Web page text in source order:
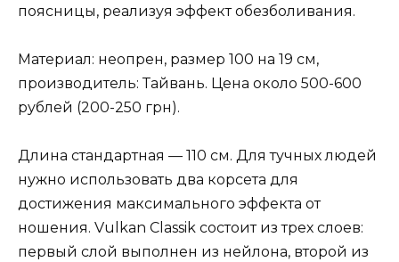
поясницы, реализуя эффект обезболивания.
Материал: неопрен, размер 100 на 19 см,
производитель: Тайвань. Цена около 500-600
рублей (200-250 грн).
Длина стандартная — 110 см. Для тучных людей
нужно использовать два корсета для
достижения максимального эффекта от
ношения. Vulkan Classik состоит из трех слоев:
первый слой выполнен из нейлона, второй из